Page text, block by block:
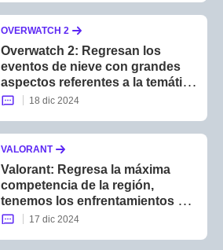
OVERWATCH 2
Overwatch 2: Regresan los
eventos de nieve con grandes
aspectos referentes a la temática
navideña y con modos de juego
18 dic 2024
VALORANT
Valorant: Regresa la máxima
competencia de la región,
tenemos los enfrentamientos y
las fechas para la VCT Americas
17 dic 2024